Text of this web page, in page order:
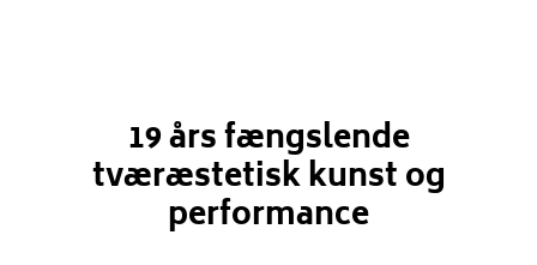
19 års fængslende
tværæstetisk kunst og
performance